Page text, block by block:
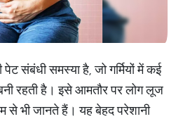
संबंधी समस्या है, जो गर्मियों में कई
रहती है। इसे आमतौर पर लोग लूज
भी जानते हैं। यह बेहद परेशानी